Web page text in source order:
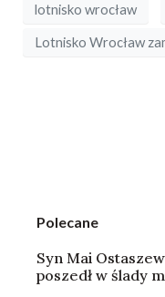
lotnisko wrocław
Lotnisko Wrocław
Polecane
Syn Mai
poszedł w ślady